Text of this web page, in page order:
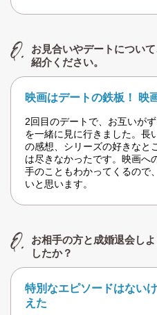
お見合いやデートについ
紹介ください。
映画はデートの鉄板！ 映
2回目のデートで、お互いが
を一緒に見に行きました。長
の感想、シリーズの好きなと
は尽きなかったです。映画へ
手のこともわかってくるので
いと思います。
お相手の方と成婚退会し
したか？
特別なエピソードはない
えた